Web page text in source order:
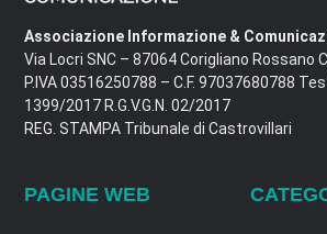
Associazione Informazione &
Via Locri SNC – 87064 Corigliano Rossano
P.IVA 03516250788 – C.F. 97037680788
1399/2017 R.G.V.G.N. 02/2017
REG. STAMPA Tribunale di Castrovillari
PAGINE WEB